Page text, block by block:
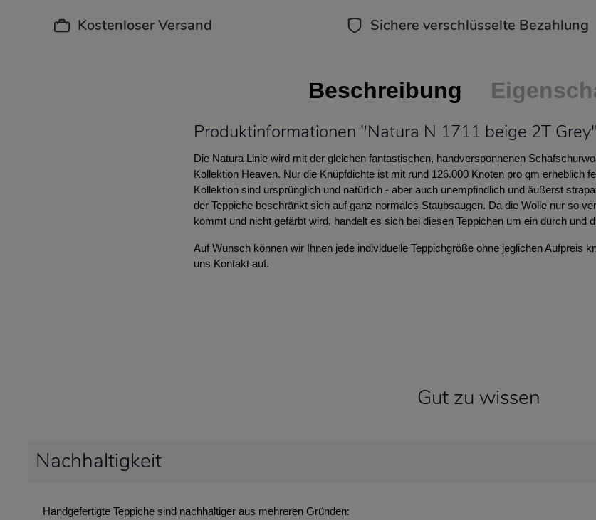
Kostenloser Versand Sichere verschlüsselte Bezahlung
Beschreibung
Produktinformationen "Natura N 1711 beige 2T Grey"
Die Natura Linie wird mit der gleichen fantastischen, handversponnenen
Kollektion Heaven. Nur die Knüpfdichte ist mit rund 126.000 Knoten pro qm erheblich
Kollektion sind ursprünglich und natürlich - aber auch unempfindlich und äußerst
der Teppiche beschränkt sich auf ganz normales Staubsaugen. Da die Wolle nur so
kommt und nicht gefärbt wird, handelt es sich bei diesen Teppichen um ein durch und
Auf Wunsch können wir Ihnen jede individuelle Teppichgröße ohne jeglichen Aufpreis
uns Kontakt auf.
Gut zu wissen
Nachhaltigkeit
Handgefertigte Teppiche sind nachhaltiger aus mehreren Gründen: